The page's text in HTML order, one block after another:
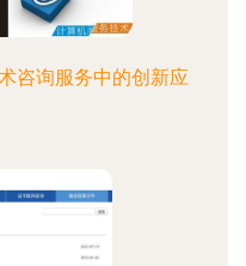
咨询服务中的创新应